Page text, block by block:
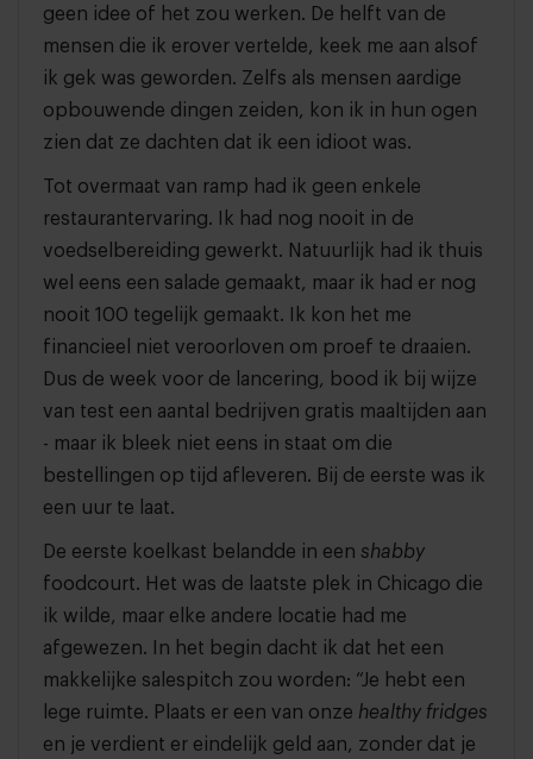
geen idee of het zou werken. De helft van de
mensen die ik erover vertelde, keek me aan alsof
ik gek was geworden. Zelfs als mensen aardige
opbouwende dingen zeiden, kon ik in hun ogen
zien dat ze dachten dat ik een idioot was.
Tot overmaat van ramp had ik geen enkele
restaurantervaring. Ik had nog nooit in de
voedselbereiding gewerkt. Natuurlijk had ik thuis
wel eens een salade gemaakt, maar ik had er nog
nooit 100 tegelijk gemaakt. Ik kon het me
financieel niet veroorloven om proef te draaien.
Dus de week voor de lancering, bood ik bij wijze
van test een aantal bedrijven gratis maaltijden aan
- maar ik bleek niet eens in staat om die
bestellingen op tijd afleveren. Bij de eerste was ik
een uur te laat.
De eerste koelkast belandde in een shabby
foodcourt. Het was de laatste plek in Chicago die
ik wilde, maar elke andere locatie had me
afgewezen. In het begin dacht ik dat het een
makkelijke salespitch zou worden: “Je hebt een
lege ruimte. Plaats er een van onze healthy fridges
en je verdient er eindelijk geld aan, zonder dat je